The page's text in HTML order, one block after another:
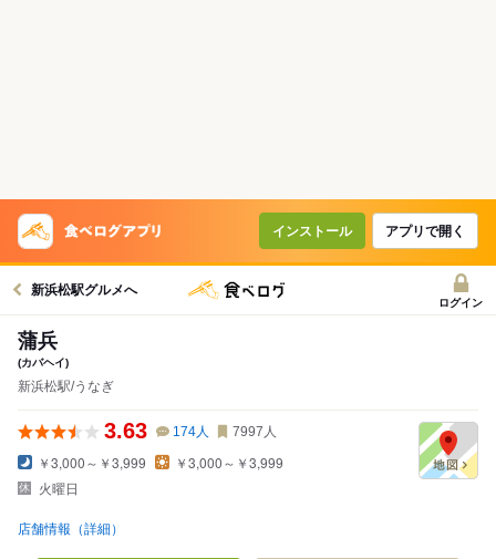
インストール アプリで開く
新浜松駅グルメへ
ログイン
蒲兵
(カバヘイ)
新浜松駅/うなぎ
3.63 174人 7997 人
￥3,000～￥3,999
￥3,000～￥3,999
火曜日
店舗情報（詳細）